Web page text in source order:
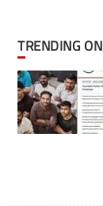
TRENDING